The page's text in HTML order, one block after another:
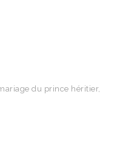
du prince héritier,